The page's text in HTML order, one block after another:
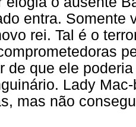
entra. Somente
rei. Tal é o
de que ele
Lady
mas não